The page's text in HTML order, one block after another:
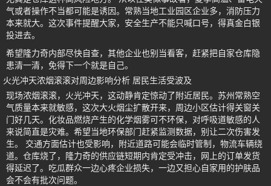
气或者操作不当都可能是诱因。常熟当地工业园区企业多，消防压力
本来就大。这次事件提醒大家，安全生产不能只喊口号，得真金白银
投进去。
希望隆力奇内部尽快自查，其他企业也别当看客，赶紧把自家仓库隐
患清一清，免得下一个就是自己。
火光冲天浓烟滚滚对周边影响分析 居民生活受波及
现场浓烟滚滚，火光冲天，这动静肯定惊动了附近居民。苏州常熟空
气质量本来就敏感，这次大火烟尘扩散开来，周边小区估计得关窗关
门好几天。化妆品燃烧产生的化学烟雾可不环保，对呼吸道敏感的人
来说简直是灾难。希望当地环保部门赶紧监测数据，别让二次伤害发
生。 交通方面估计也受影响，附近道路可能会临时管制，物流车辆绕
道。仓库烧了，隆力奇的供应链短期内肯定受冲击，网上的订单发货
得延迟了。吃瓜群众一边心疼企业损失，一边又担心自家用的护肤品
会不会有批次问题。